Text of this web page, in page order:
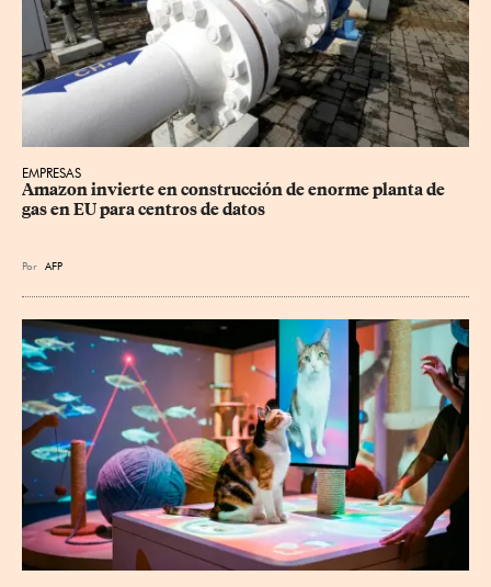
EMPRESAS
Amazon invierte en construcción de enorme planta de
gas en EU para centros de datos
Por AFP